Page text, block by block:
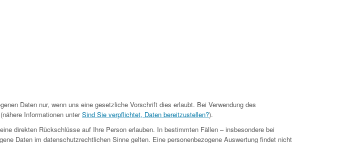
Daten nur, wenn uns eine gesetzliche Vorschrift dies erlaubt. Bei Verwendung des
Informationen unterSind Sie verpflichtet, Daten bereitzustellen?).
direkten Rückschlüsse auf Ihre Person erlauben. In bestimmten Fällen – insbesondere bei
Daten im datenschutzrechtlichen Sinne gelten. Eine personenbezogene Auswertung findet nicht